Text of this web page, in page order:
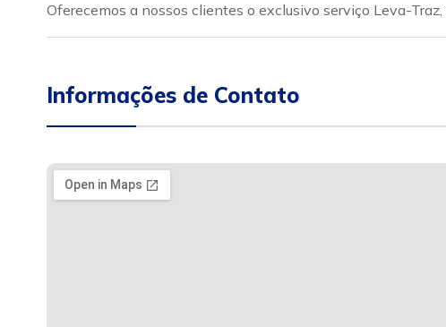
Oferecemos a nossos clientes o exclusivo serviço Leva-
Informações de Contato